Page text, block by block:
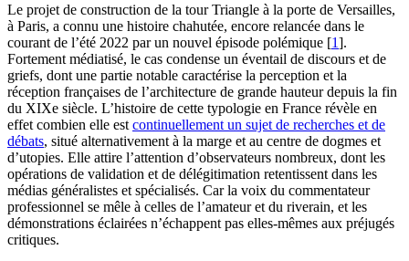
Le projet de construction de la tour Triangle à la porte de Versailles,
à Paris, a connu une histoire chahutée, encore relancée dans le
courant de l’été 2022 par un nouvel épisode polémique [1].
Fortement médiatisé, le cas condense un éventail de discours et de
griefs, dont une partie notable caractérise la perception et la
réception françaises de l’architecture de grande hauteur depuis la fin
du XIXe siècle. L’histoire de cette typologie en France révèle en
effet combien elle est continuellement un sujet de recherches et de
débats, situé alternativement à la marge et au centre de dogmes et
d’utopies. Elle attire l’attention d’observateurs nombreux, dont les
opérations de validation et de délégitimation retentissent dans les
médias généralistes et spécialisés. Car la voix du commentateur
professionnel se mêle à celles de l’amateur et du riverain, et les
démonstrations éclairées n’échappent pas elles-mêmes aux préjugés
critiques.